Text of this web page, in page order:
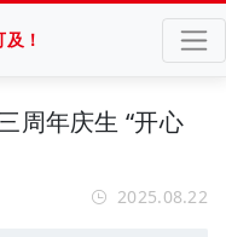
！
周年庆生 “开心
2025.08.22